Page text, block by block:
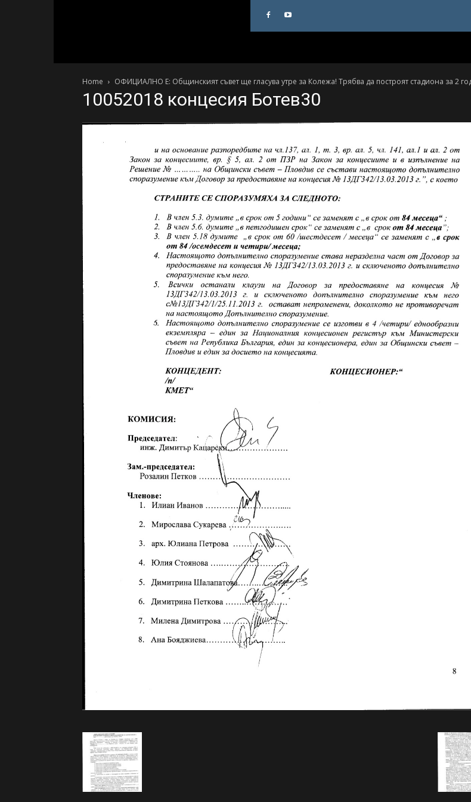
Home ОФИЦИАЛНО Е: Общинският съвет ще гласува утре за Колежа! Трябва да построят стадиона за 2
10052018 концесия Ботев30